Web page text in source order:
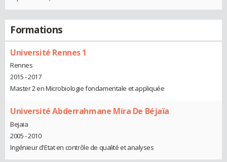
Formations
Université Rennes 1
Rennes
2015 - 2017
Master 2 en Microbiologie fondamentale et appliquée
Université Abderrahmane Mira De Béjaïa
Bejaia
2005 - 2010
Ingénieur d'Etat en contrôle de qualité et analyses